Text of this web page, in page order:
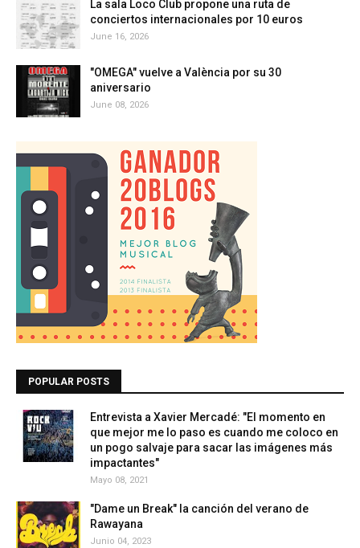
La sala Loco Club propone una ruta de
conciertos internacionales por 10 euros
June 16, 2026
"OMEGA" vuelve a València por su 30
aniversario
June 08, 2026
POPULAR POSTS
Entrevista a Xavier Mercadé: "El momento en
que mejor me lo paso es cuando me coloco en
un pogo salvaje para sacar las imágenes más
impactantes"
Mayo 08, 2021
"Dame un Break" la canción del verano de
Rawayana
Junio 04, 2023